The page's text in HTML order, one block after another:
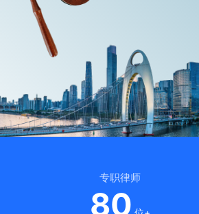
专职律师
80